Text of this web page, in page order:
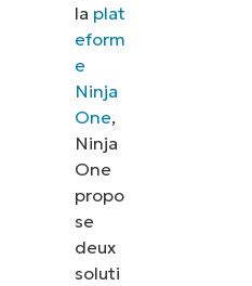
la plat
eform
e
Ninja
One,
Ninja
One
propo
se
deux
soluti